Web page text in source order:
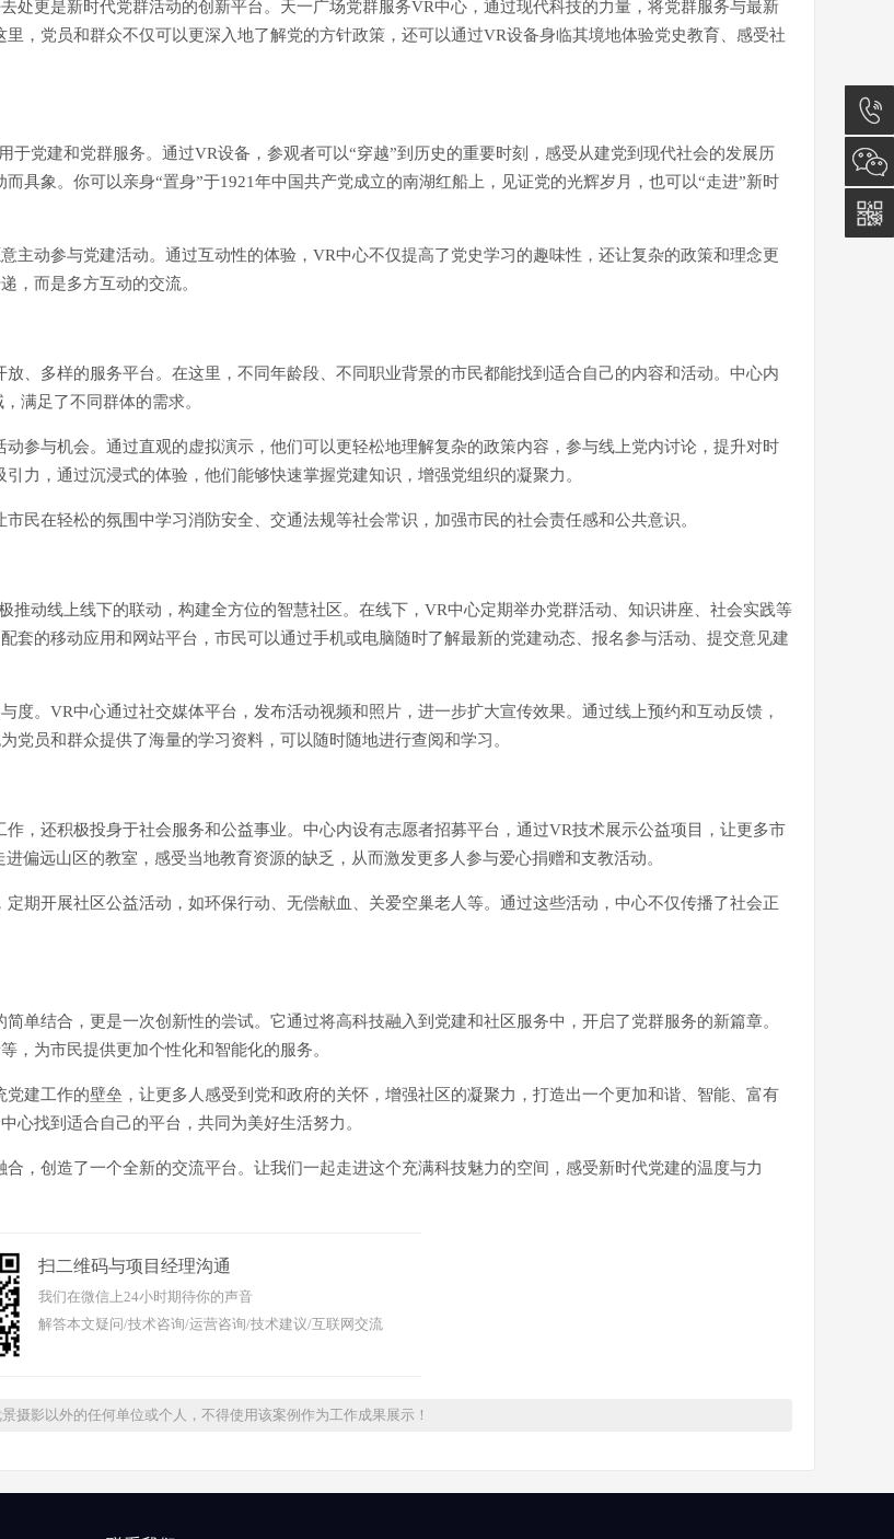
处更是新时代党群活动的创新平台。天一广场党群服务VR中心，通过现代科技的力量，将党群服务与最新
，党员和群众不仅可以更深入地了解党的方针政策，还可以通过VR设备身临其境地体验党史教育、感受社
党建和党群服务。通过VR设备，参观者可以“穿越”到历史的重要时刻，感受从建党到现代社会的发展历
具象。你可以亲身“置身”于1921年中国共产党成立的南湖红船上，见证党的光辉岁月，也可以“走进”新时
主动参与党建活动。通过互动性的体验，VR中心不仅提高了党史学习的趣味性，还让复杂的政策和理念更
，而是多方互动的交流。
、多样的服务平台。在这里，不同年龄段、不同职业背景的市民都能找到适合自己的内容和活动。中心内
满足了不同群体的需求。
参与机会。通过直观的虚拟演示，他们可以更轻松地理解复杂的政策内容，参与线上党内讨论，提升对时
力，通过沉浸式的体验，他们能够快速掌握党建知识，增强党组织的凝聚力。
民在轻松的氛围中学习消防安全、交通法规等社会常识，加强市民的社会责任感和公共意识。
推动线上线下的联动，构建全方位的智慧社区。在线下，VR中心定期举办党群活动、知识讲座、社会实践等
套的移动应用和网站平台，市民可以通过手机或电脑随时了解最新的党建动态、报名参与活动、提交意见建
度。VR中心通过社交媒体平台，发布活动视频和照片，进一步扩大宣传效果。通过线上预约和互动反馈，
员和群众提供了海量的学习资料，可以随时随地进行查阅和学习。
，还积极投身于社会服务和公益事业。中心内设有志愿者招募平台，通过VR技术展示公益项目，让更多市
偏远山区的教室，感受当地教育资源的缺乏，从而激发更多人参与爱心捐赠和支教活动。
期开展社区公益活动，如环保行动、无偿献血、关爱空巢老人等。通过这些活动，中心不仅传播了社会正
单结合，更是一次创新性的尝试。它通过将高科技融入到党建和社区服务中，开启了党群服务的新篇章。
，为市民提供更加个性化和智能化的服务。
建工作的壁垒，让更多人感受到党和政府的关怀，增强社区的凝聚力，打造出一个更加和谐、智能、富有
心找到适合自己的平台，共同为美好生活努力。
，创造了一个全新的交流平台。让我们一起走进这个充满科技魅力的空间，感受新时代党建的温度与力
扫二维码与项目经理沟通
我们在微信上24小时期待你的声音
解答本文疑问/技术咨询/运营咨询/技术建议/互联网交流
摄影以外的任何单位或个人，不得使用该案例作为工作成果展示！